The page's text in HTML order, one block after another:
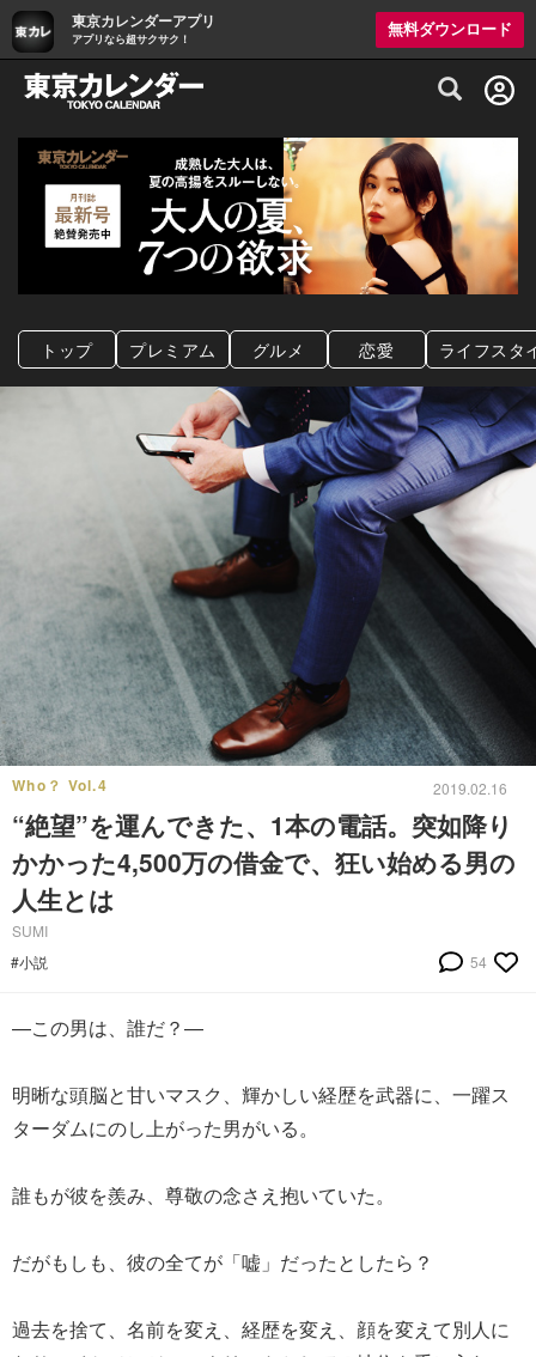
東京カレンダーアプリ
アプリなら超サクサク！
無料ダウンロード
グルメ情報・プレミアムレストラン予約
トップ プレミアム グルメ 恋愛 ライフスタ
Who？ Vol.4 2019.02.16
“絶望”を運んできた、1本の電話。突如降り
かかった4,500万の借金で、狂い始める男の
人生とは
SUMI
#小説
54
—この男は、誰だ？—
明晰な頭脳と甘いマスク、輝かしい経歴を武器に、一躍ス
ターダムにのし上がった男がいる。
誰もが彼を羨み、尊敬の念さえ抱いていた。
だがもしも、彼の全てが「嘘」だったとしたら？
過去を捨て、名前を変え、経歴を変え、顔を変えて別人に